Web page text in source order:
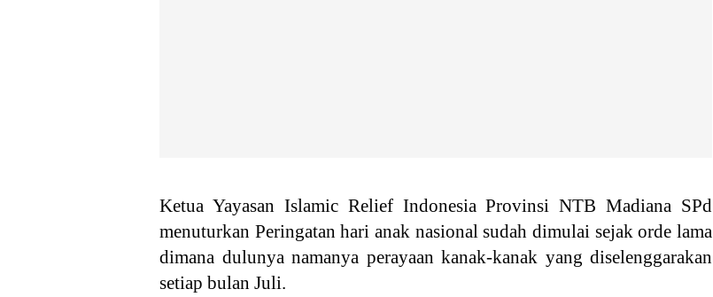
Ketua Yayasan Islamic Relief Indonesia Provinsi NTB Madiana SPd
menuturkan Peringatan hari anak nasional sudah dimulai sejak orde lama
dimana dulunya namanya perayaan kanak-kanak yang diselenggarakan
setiap bulan Juli.